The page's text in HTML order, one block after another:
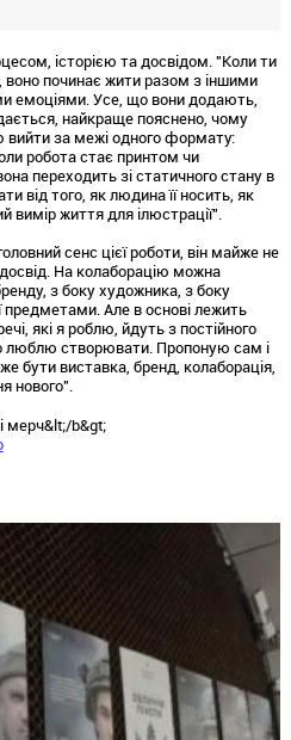
історією та досвідом. "Коли ти
починає жити разом з іншими
емоціями. Усе, що вони додають,
найкраще пояснено, чому
вийти за межі одного формату:
робота стає принтом чи
переходить зі статичного стану в
від того, як людина її носить, як
вимір життя для ілюстрації".
сенс цієї роботи, він майже не
На колаборацію можна
з боку художника, з боку
предметами. Але в основі лежить
які я роблю, йдуть з постійного
люблю створювати. Пропоную сам і
бути виставка, бренд, колаборація,
нового".